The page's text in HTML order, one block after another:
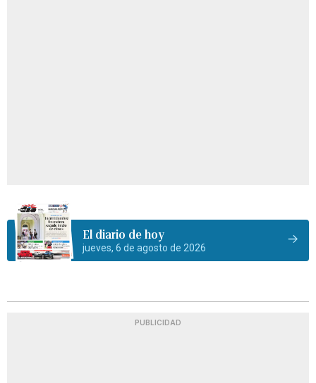
El diario de hoy
jueves, 6 de agosto de 2026
PUBLICIDAD